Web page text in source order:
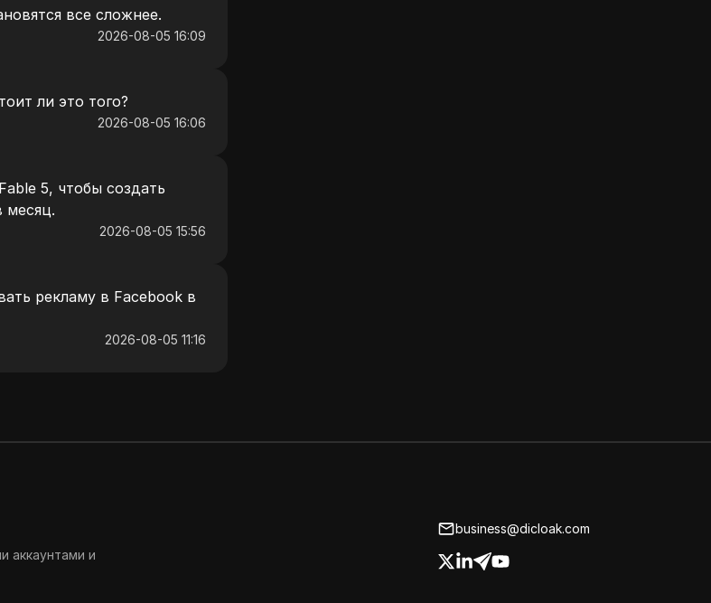
все сложнее.
2026-08-05 16:09
ли это того?
2026-08-05 16:06
5, чтобы создать
месяц.
2026-08-05 15:56
рекламу в Facebook в
2026-08-05 11:16
аккаунтами и
business@dicloak.com